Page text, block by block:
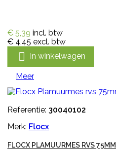
€ 5,39 incl. btw
€ 4,45 excl. btw
 In winkelwagen
Meer
Referentie: 30040102
Merk: Flocx
FLOCX PLAMUURMES RVS 75MM